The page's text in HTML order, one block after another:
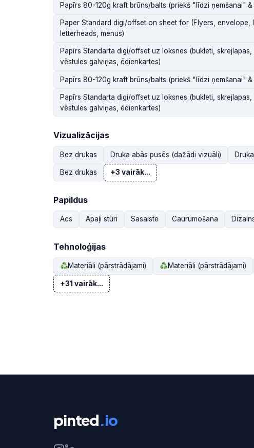
Papīrs 80-120g kraft brūns/balts (priekš "līdzi ņemšanai" &
Paper Standard digi/offset on sheet for (Flyers, envelope,
letterheads, menus)
Papīrs Standarta digi/offset uz loksnes (bukleti,
vēstules galviņas, ēdienkartes)
Papīrs 80-120g kraft brūns/balts (priekš "līdzi ņemšanai" &
Papīrs Standarta digi/offset uz loksnes (bukleti,
vēstules galviņas, ēdienkartes)
Vizualizācijas
Bez drukas Druka abās pusēs (dažādi vizuāli)
Bez drukas +3 vairāk...
Papildus
Acs Apaļi stūri Sasaiste Caurumošana
Tehnoloģijas
Materiāli (pārstrādājami) Materiāli (pārstrādājami)
+31 vairāk...
pinted.io